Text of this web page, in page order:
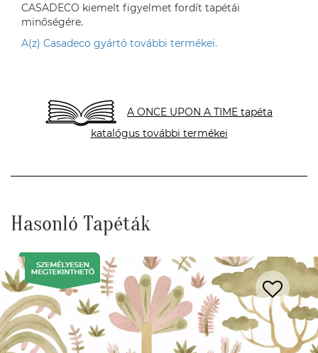
CASADECO kiemelt figyelmet fordít tapétái
minőségére.
A(z) Casadeco gyártó további termékei.
A ONCE UPON A TIME tapéta
katalógus további termékei
Hasonló Tapéták